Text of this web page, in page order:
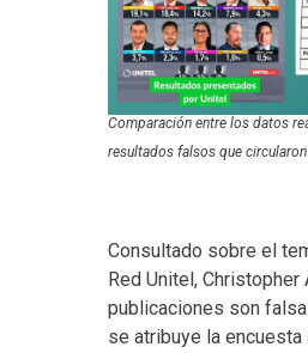
Comparación entre los datos
resultados falsos que
Consultado sobre el
Red Unitel, Christopher
publicaciones son
se atribuye la